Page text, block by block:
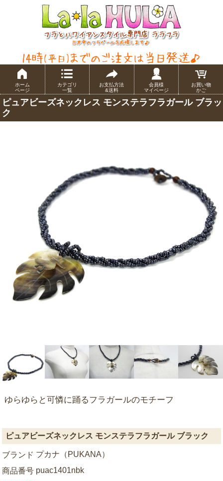
ホーム
ページ
カテゴリ
一覧
お支払方法
&送料
会員様
マイページ
お買い物
かご
ピュアビーズネックレス モンステラフラガール ブラッ
ク
ゆらゆらと可憐に踊るフラガールのモチーフ
ピュアビーズネックレス モンステラフラガール ブラック
ブランド プカナ（PUKANA）
商品番号 puac1401nbk